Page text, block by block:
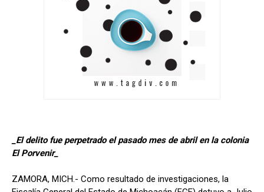
_El delito fue perpetrado el pasado mes de abril en la colonia
El Porvenir_
ZAMORA, MICH.- Como resultado de investigaciones, la